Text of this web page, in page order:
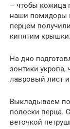
– чтобы кожица
наши помидоры
перцем
кипятим крышки.
На дно
зонтики
лавровый лист и
Выкладываем
полоски перца.
веточкой